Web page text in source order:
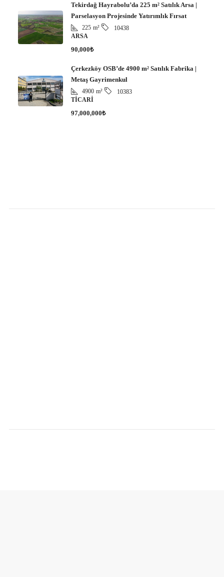
Tekirdağ Hayrabolu’da 225 m² Satılık Arsa |
Parselasyon Projesinde Yatırımlık Fırsat
225 m²
10438
ARSA
90,000₺
Çerkezköy OSB’de 4900 m² Satılık Fabrika |
Metaş Gayrimenkul
4900 m²
10383
TICARI
97,000,000₺